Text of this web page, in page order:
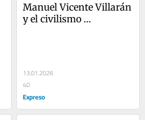
Manuel Vicente Villarán
y el civilismo
13.01.2026
40
Expreso